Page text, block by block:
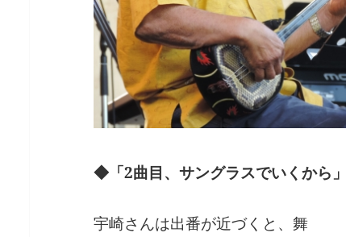
◆「2曲目、サングラスでいくから」
宇崎さんは出番が近づくと、舞